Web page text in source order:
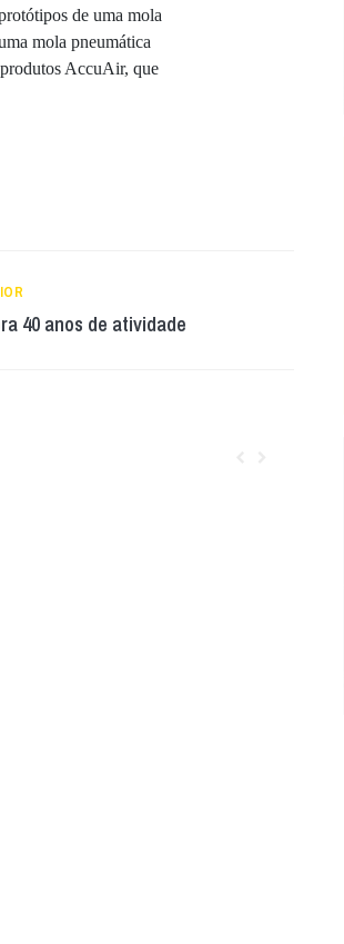
de uma mola
mola pneumática
AccuAir, que
40 anos de atividade